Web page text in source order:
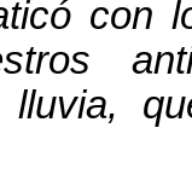
con
lluvia,